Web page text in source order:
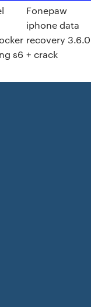
s6
Fonepaw
iphone data
recovery 3.6.0
+ crack